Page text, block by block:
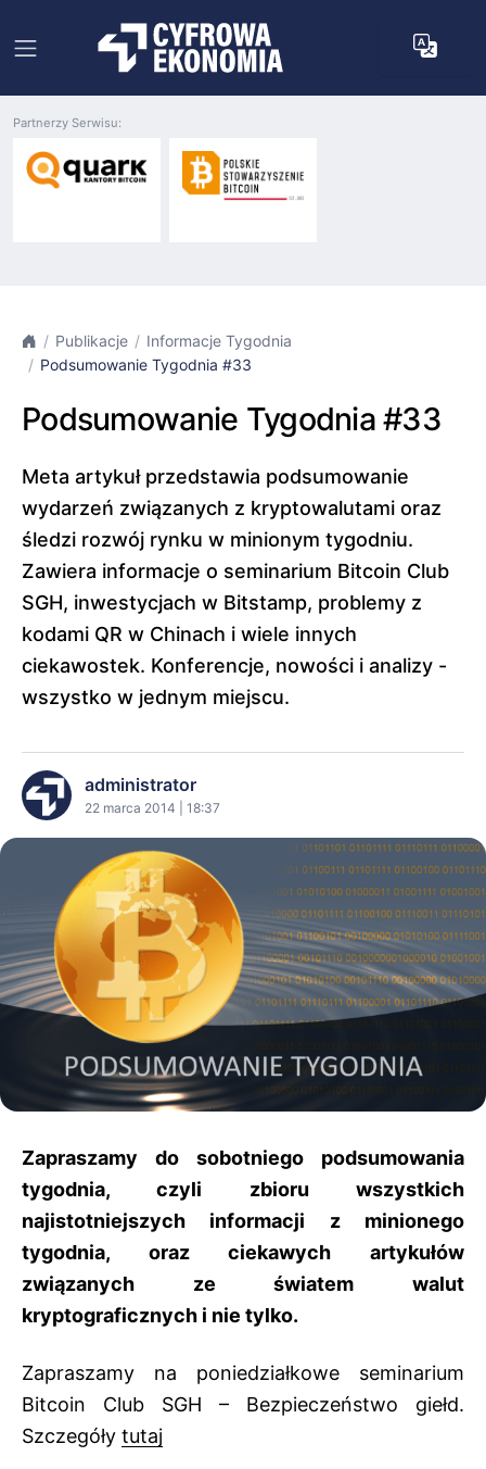
Partnerzy Serwisu:
Publikacje
Informacje Tygodnia
Podsumowanie Tygodnia #33
Podsumowanie Tygodnia #33
Meta artykuł przedstawia podsumowanie
wydarzeń związanych z kryptowalutami oraz
śledzi rozwój rynku w minionym tygodniu.
Zawiera informacje o seminarium Bitcoin Club
SGH, inwestycjach w Bitstamp, problemy z
kodami QR w Chinach i wiele innych
ciekawostek. Konferencje, nowości i analizy -
wszystko w jednym miejscu.
administrator
22 marca 2014 | 18:37
Zapraszamy do sobotniego podsumowania
tygodnia, czyli zbioru wszystkich
najistotniejszych informacji z minionego
tygodnia, oraz ciekawych artykułów
związanych ze światem walut
kryptograficznych i nie tylko.
Zapraszamy na poniedziałkowe seminarium
Bitcoin Club SGH – Bezpieczeństwo giełd.
Szczegóły tutaj